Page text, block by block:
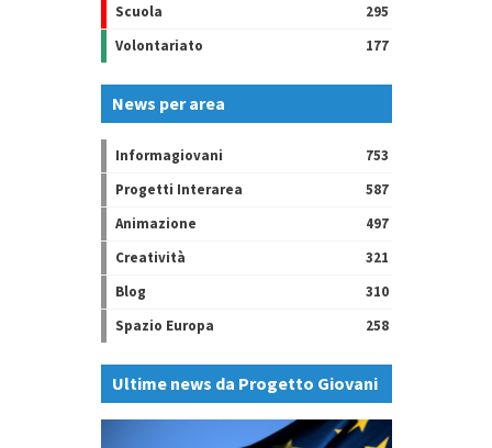
Scuola
295
Volontariato
177
News per area
Informagiovani
753
Progetti Interarea
587
Animazione
497
Creatività
321
Blog
310
Spazio Europa
258
Ultime news da Progetto Giovani